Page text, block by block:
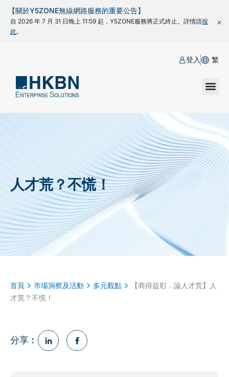
【關於Y5ZONE無線網路服務的重要公告】
自 2026 年 7 月 31 日晚上 11:59 起，Y5ZONE服務將正式終止。詳情請按
此。
登入 繁
人才荒？不慌！
首頁 市場洞察及活動 多元觀點
【商得益彰．論人才荒】人
才荒？不慌！
分享︰